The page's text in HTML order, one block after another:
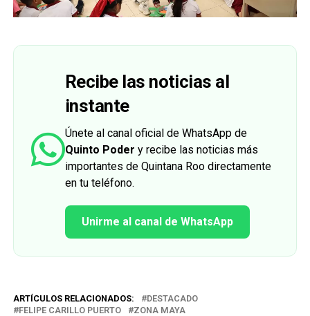
Recibe las noticias al
instante
Únete al canal oficial de WhatsApp de
Quinto Poder y recibe las noticias más
importantes de Quintana Roo directamente
en tu teléfono.
Unirme al canal de WhatsApp
ARTÍCULOS RELACIONADOS:
DESTACADO
FELIPE CARILLO PUERTO
ZONA MAYA